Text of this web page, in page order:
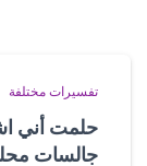
تفسيرات مختلفة
حلمت أني
جالسات